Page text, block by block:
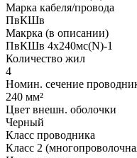
Марка кабеля/провода
ПвКШв
Макрка (в описании)
ПвКШв 4x240мс(N)-1
Количество жил
4
Номин. сечение
240 мм²
Цвет внешн. оболочки
Черный
Класс проводника
Класс 2